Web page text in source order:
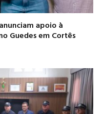
apoio à
Guedes em Cortês